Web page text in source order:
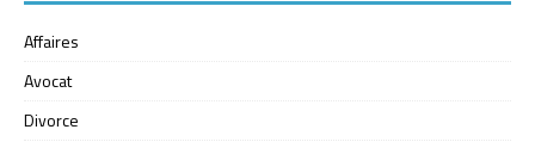
Affaires
Avocat
Divorce